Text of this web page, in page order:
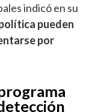
indicó en su
pueden
por